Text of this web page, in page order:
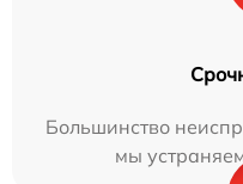
Большинство
мы